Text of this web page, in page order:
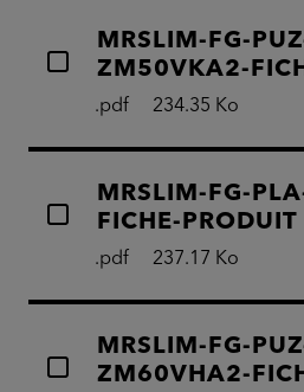
MRSLIM-FG-
ZM50VKA2-
.pdf 234.35 Ko
MRSLIM-FG-
FICHE-PRODUIT
.pdf 237.17 Ko
MRSLIM-FG-
ZM60VHA2-